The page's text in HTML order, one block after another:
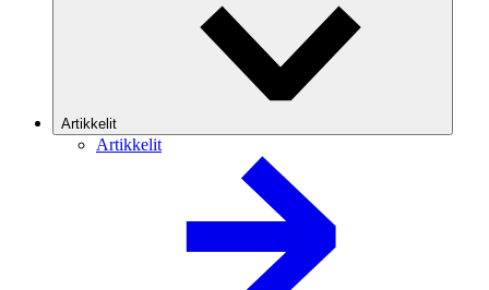
Artikkelit
Artikkelit